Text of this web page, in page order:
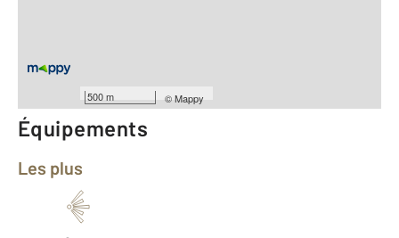
500 m ©Mappy
Année construction : 1975
Équipements
Les plus